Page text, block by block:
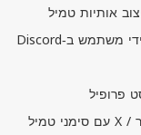
אותיות טמיל
משתמש ב‑Discord
פרופיל
/
Xעם סימני טמיל